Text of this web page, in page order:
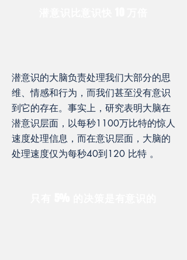
潜意识的大脑负责处理我们大部分的思
维、情感和行为，而我们甚至没有意识
到它的存在。事实上，研究表明大脑在
潜意识层面，以每秒1100万比特的惊人
速度处理信息，而在意识层面，大脑的
处理速度仅为每秒40到120 比特 。